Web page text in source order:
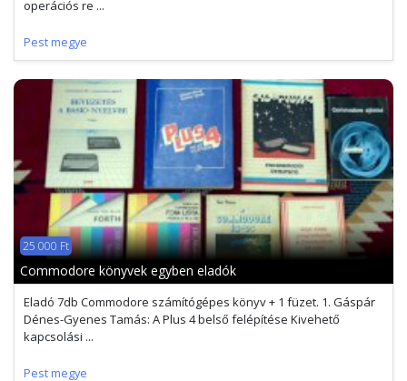
operációs re ...
Pest megye
25 000 Ft
Commodore könyvek egyben eladók
Eladó 7db Commodore számítógépes könyv + 1 füzet. 1. Gáspár
Dénes-Gyenes Tamás: A Plus 4 belső felépítése Kivehető
kapcsolási ...
Pest megye